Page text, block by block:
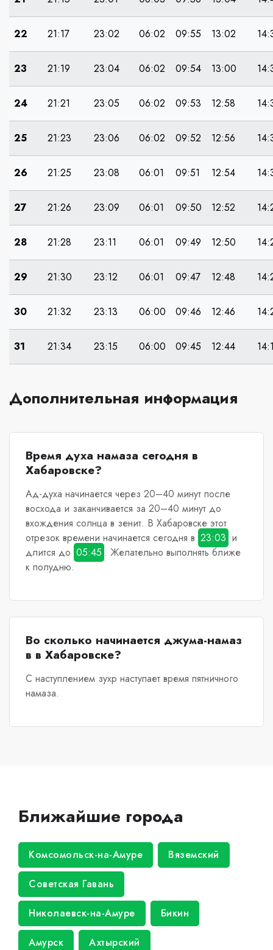
22 21:17 23:02 06:02 09:55 13:02
23 21:19 23:04 06:02 09:54 13:00
24 21:21 23:05 06:02 09:53 12:58
25 21:23 23:06 06:02 09:52 12:56
26 21:25 23:08 06:01 09:51 12:54
27 21:26 23:09 06:01 09:50 12:52
28 21:28 23:11 06:01 09:49 12:50
29 21:30 23:12 06:01 09:47 12:48
30 21:32 23:13 06:00 09:46 12:46
31 21:34 23:15 06:00 09:45 12:44
Дополнительная информация
Время духа намаза сегодня в
Хабаровске?
Ад-духа начинается через 20–40 минут после
восхода и заканчивается за 20–40 минут до
вхождения солнца в зенит. В Хабаровскеэтот
отрезок времени начинается сегодня в 23:03 и
длится до 05:45 . Желательно выполнять ближе
к полудню.
Во сколько начинается джума-намаз
в в Хабаровске?
С наступлением зухр наступает время пятничного
намаза.
Ближайшие города
Комсомольск-на-Амуре Вяземский
Советская Гавань
Николаевск-на-Амуре Бикин
Амурск Ахтырский